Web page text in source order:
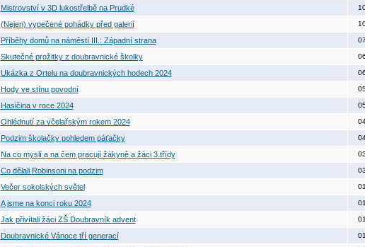
Mistrovství v 3D lukostřelbě na Prudké
(Nejen) vypečené pohádky před galerií
Příběhy domů na náměstí III.: Západní strana
Skutečné prožitky z doubravnické školky
Ukázka z Ortelu na doubravnických hodech 2024
Hody ve stínu povodní
Hasičina v roce 2024
Ohlédnutí za včelařským rokem 2024
Podzim školačky pohledem páťačky
Na co myslí a na čem pracují žákyně a žáci 3.třídy
Co dělali Robinsoni na podzim
Večer sokolských světel
A jsme na konci roku 2024
Jak přivítali žáci ZŠ Doubravník advent
Doubravnické Vánoce tří generací